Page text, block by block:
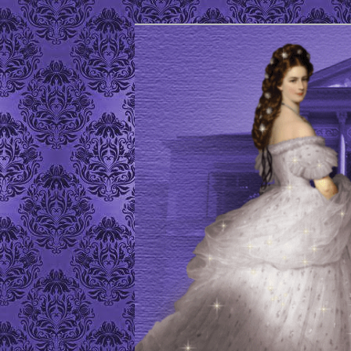
ELISABETH
Site de l'Association Elisabeth